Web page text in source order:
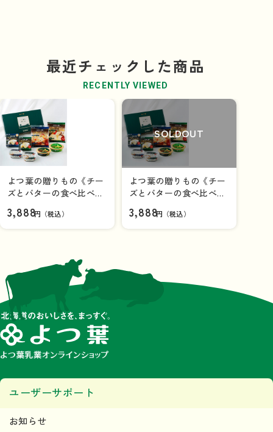
よつ葉北海道十勝 カマンベール
チーズ 90g
よつ葉北海道十勝 大人のカマン
ベール＆ブルー 90g
最近チェックした商品
RECENTLY VIEWED
よつ葉の贈りもの《チー
ズとバターの食べ比べセ
セット】
3,888円（税込）
SOLDOUT
よつ葉の贈りもの《チー
ズとバターの食べ比べセ
セット】
3,888円（税込）
ユーザーサポート
お知らせ